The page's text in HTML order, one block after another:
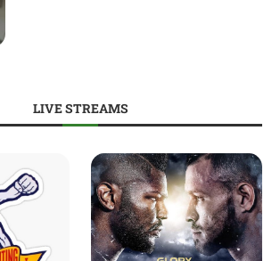
LIVE STREAMS